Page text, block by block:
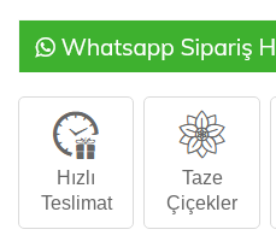
Hızlı
Teslimat
Taze
Çiçekler